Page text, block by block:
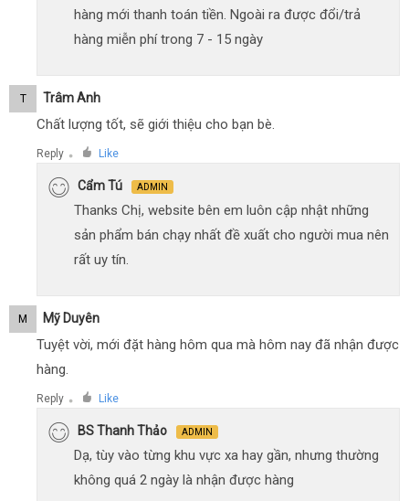
hàng mới thanh toán tiền. Ngoài ra được đổi/trả
hàng miễn phí trong 7 - 15 ngày
T Trâm Anh
Chất lượng tốt, sẽ giới thiệu cho bạn bè.
Reply ● Like
Cẩm Tú ADMIN
Thanks Chị, website bên em luôn cập nhật những
sản phẩm bán chạy nhất đề xuất cho người mua nên
rất uy tín.
M Mỹ Duyên
Tuyệt vời, mới đặt hàng hôm qua mà hôm nay đã nhận được
hàng.
Reply ● Like
BS Thanh Thảo ADMIN
Dạ, tùy vào từng khu vực xa hay gần, nhưng thường
không quá 2 ngày là nhận được hàng